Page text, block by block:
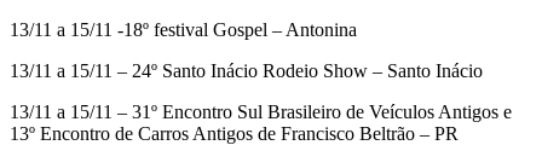
13/11 a 15/11 -18º festival Gospel – Antonina
13/11 a 15/11 – 24º Santo Inácio Rodeio Show – Santo Inácio
13/11 a 15/11 – 31º Encontro Sul Brasileiro de Veículos Antigos e
13º Encontro de Carros Antigos de Francisco Beltrão – PR